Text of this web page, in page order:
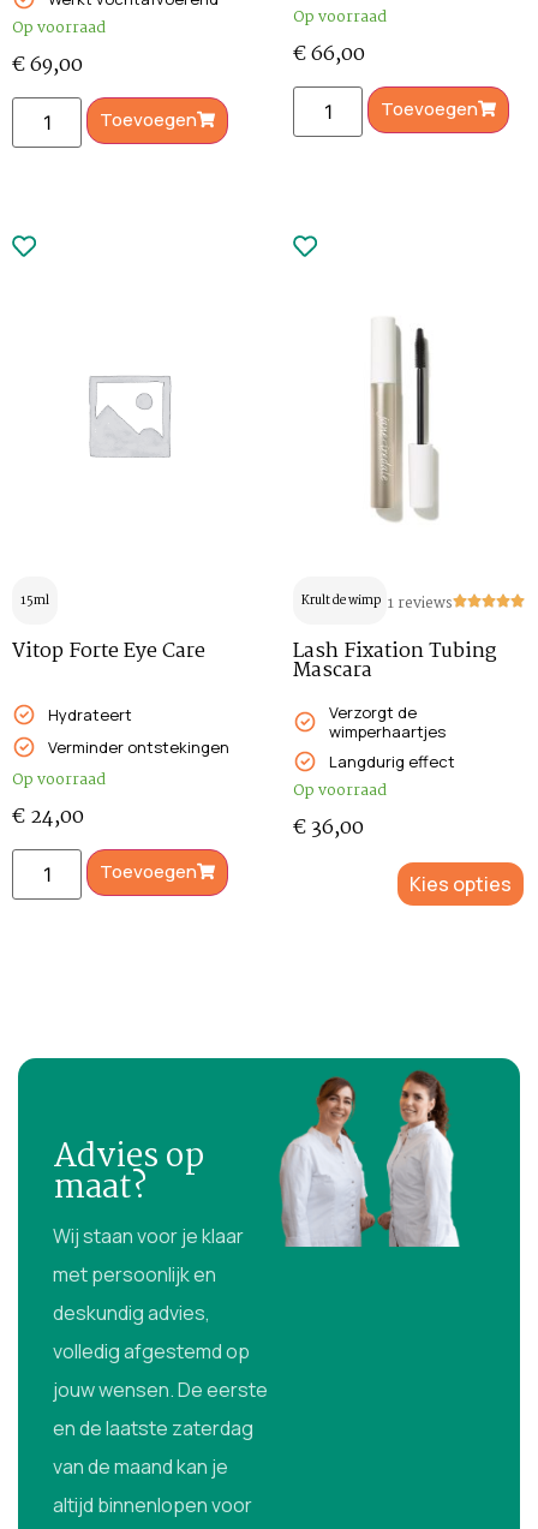
Op voorraad
€69,00
Toevoegen
Op voorraad
€66,00
Toevoegen
15ml
Vitop Forte Eye Care
Hydrateert
Verminder ontstekingen
Op voorraad
€24,00
Toevoegen
Krult de wimpers1 reviews
Lash Fixation Tubing
Mascara
Verzorgt de
wimperhaartjes
Langdurig effect
Op voorraad
€36,00
Kies opties
Advies op
maat?
Wij staan voor je klaar
met persoonlijk en
deskundig advies,
volledig afgestemd op
jouw wensen. De eerste
en de laatste zaterdag
van de maand kan je
altijd binnenlopen voor